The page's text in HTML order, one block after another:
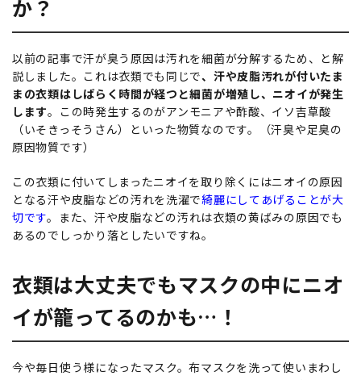
か？
以前の記事で汗が臭う原因は汚れを細菌が分解するため、と解
説しました。これは衣類でも同じで、汗や皮脂汚れが付いたま
まの衣類はしばらく時間が経つと細菌が増殖し、ニオイが発生
します。この時発生するのがアンモニアや酢酸、イソ吉草酸
（いそきっそうさん）といった物質なのです。（汗臭や足臭の
原因物質です）
この衣類に付いてしまったニオイを取り除くにはニオイの原因
となる汗や皮脂などの汚れを洗濯で綺麗にしてあげることが大
切です。また、汗や皮脂などの汚れは衣類の黄ばみの原因でも
あるのでしっかり落としたいですね。
衣類は大丈夫でもマスクの中にニオ
イが籠ってるのかも…！
今や毎日使う様になったマスク。布マスクを洗って使いまわし